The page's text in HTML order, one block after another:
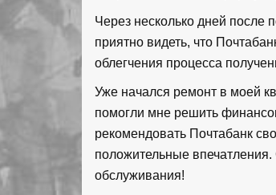
Через несколько дней после
приятно видеть, что
облегчения процесса
Уже начался ремонт в моей
помогли мне решить
рекомендовать Почтабанк
положительные
обслуживания!